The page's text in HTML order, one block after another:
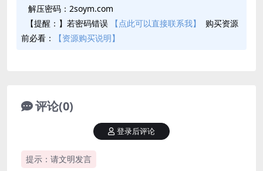
解压密码：2soym.com
【提醒：】若密码错误
【点此可以直接联系我】
购买资源
前必看：
【资源购买说明】
评论(0)
提示：请文明发言
登录后评论